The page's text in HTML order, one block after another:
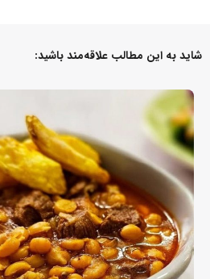
شاید به این مطالب علاقه‌مند باشید: